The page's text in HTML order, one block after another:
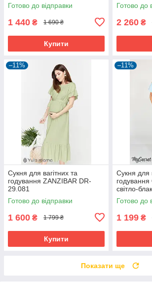
Готово до відправки
1 440 ₴ 1 690 ₴
Купити
Готово до
2 260 ₴
–11%
Сукня для вагітних та
годування ZANZIBAR DR-
29.081
Готово до відправки
1 600 ₴ 1 799 ₴
Купити
–11%
Сукня для
світло-
Готово до
1 199 ₴
Показати ще